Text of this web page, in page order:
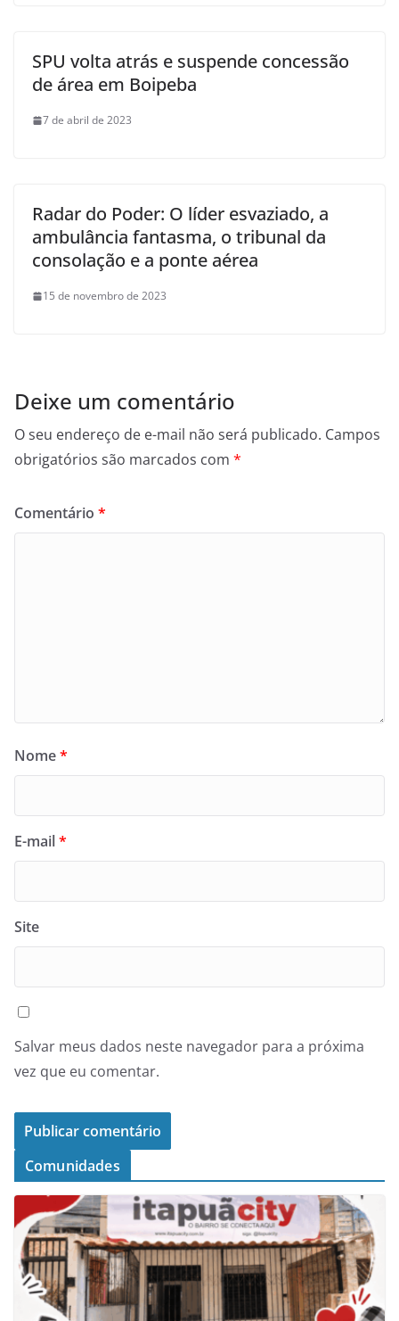
SPU volta atrás e suspende concessão
de área em Boipeba
7 de abril de 2023
Radar do Poder: O líder esvaziado, a
ambulância fantasma, o tribunal da
consolação e a ponte aérea
15 de novembro de 2023
Deixe um comentário
O seu endereço de e-mail não será publicado. Campos
obrigatórios são marcados com *
Comentário *
Nome*
E-mail*
Site
Salvar meus dados neste navegador para a próxima
vez que eu comentar.
Comunidades